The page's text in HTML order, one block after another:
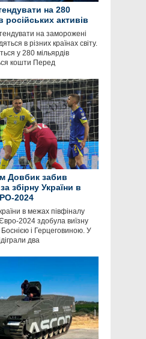
на 280
російських активів
на заморожені
в різних країнах світу.
у 280 мільярдів
кошти Перед
Довбик забив
збірну України в
2024
в межах півфіналу
2024 здобула виїзну
і Герцеговиною. У
два